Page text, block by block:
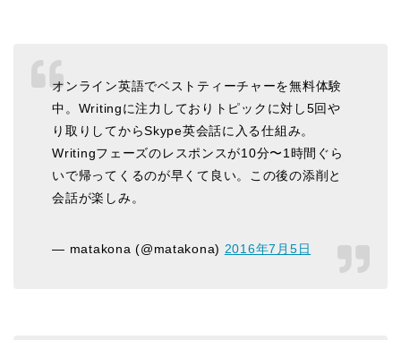
オンライン英語でベストティーチャーを無料体験
中。Writingに注力しておりトピックに対し5回や
り取りしてからSkype英会話に入る仕組み。
Writingフェーズのレスポンスが10分〜1時間ぐら
いで帰ってくるのが早くて良い。この後の添削と
会話が楽しみ。
— matakona (@matakona) 2016年7月5日